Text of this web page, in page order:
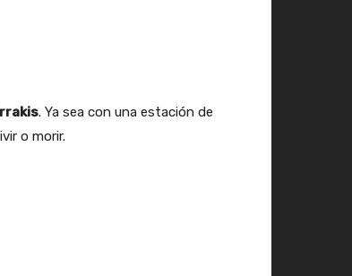
. Ya sea con una estación de
o morir.